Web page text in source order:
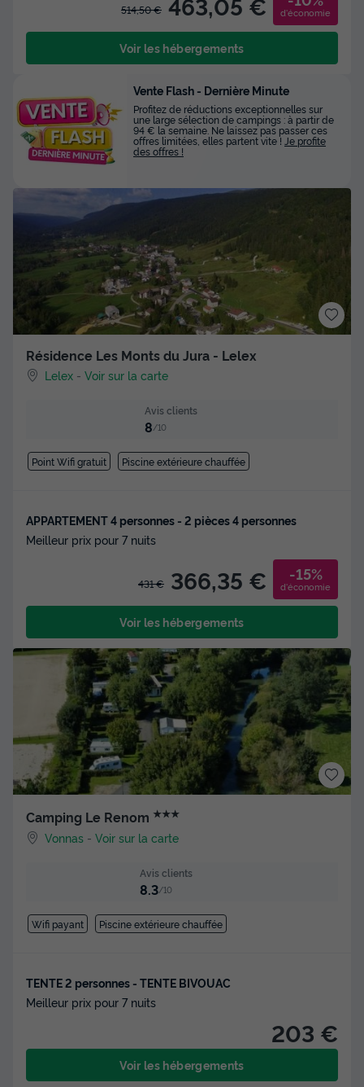
514,50 € d'économie
Voir les hébergements
Résidence Les Monts du Jura - Lelex
Lelex -Voir sur la carte
Avis clients
8/10
Point Wifi gratuit Piscine extérieure chauffée
APPARTEMENT 4 personnes - 2 pièces 4 personnes
Meilleur prix pour 7 nuits
431 € 366,35 € -15%
d'économie
Voir les hébergements
Camping Le Renom ★★★
Vonnas -Voir sur la carte
Avis clients
8.3/10
Wifi payant Piscine extérieure chauffée
TENTE 2 personnes - TENTE BIVOUAC
Meilleur prix pour 7 nuits
203 €
Voir les hébergements
Vente Flash - Dernière Minute
Profitez de réductions exceptionnelles sur
une large sélection de campings : à partir de
94 € la semaine. Ne laissez pas passer ces
offres limitées, elles partent vite ! Je profite
des offres !